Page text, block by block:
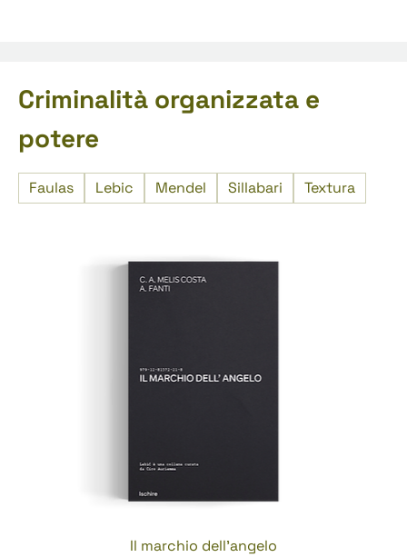
Criminalità organizzata e
potere
Faulas Lebic Mendel Sillabari Textura
Il marchio dell'angelo